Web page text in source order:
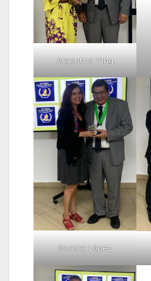
Argentina Ying
Sandra López